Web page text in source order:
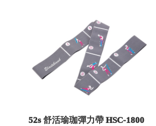
52s 舒活瑜珈彈力帶 HSC-1800